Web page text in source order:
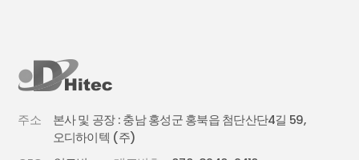
주소
본사 및 공장 : 충남 홍성군 홍북읍 첨단산단4길 59,
오디하이텍 (주)